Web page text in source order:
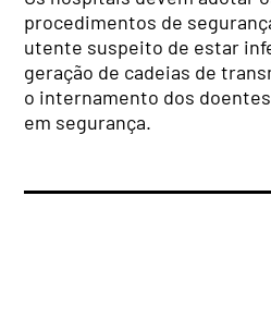
procedimentos de
utente suspeito de estar
geração de cadeias de
o internamento dos
em segurança.